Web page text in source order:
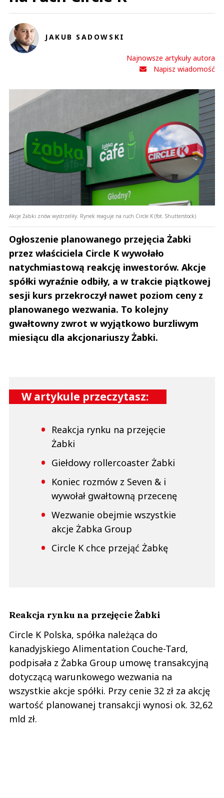
JAKUB SADOWSKI
Najnowsze artykuły autora
Napisz wiadomość
Akcje Żabki znów wystrzeliły. Rynek reaguje na ruch Circle K (fot. Shutterstock)
Ogłoszenie planowanego przejęcia Żabki
przez właściciela Circle K wywołało
natychmiastową reakcję inwestorów. Akcje
spółki wyraźnie odbiły, a w trakcie piątkowej
sesji kurs przekroczył nawet poziom ceny z
planowanego wezwania. To kolejny
gwałtowny zwrot w wyjątkowo burzliwym
miesiącu dla akcjonariuszy Żabki.
W artykule przeczytasz:
Reakcja rynku na przejęcie
Żabki
Giełdowy rollercoaster Żabki
Koniec rozmów z Seven & i
wywołał gwałtowną przecenę
Wezwanie obejmie wszystkie
akcje Żabka Group
Circle K chce przejąć Żabkę
Reakcja rynku na przejęcie Żabki
Circle K Polska, spółka należąca do
kanadyjskiego Alimentation Couche-Tard,
podpisała z Żabka Group umowę transakcyjną
dotyczącą warunkowego wezwania na
wszystkie akcje spółki. Przy cenie 32 zł za akcję
wartość planowanej transakcji wynosi ok. 32,62
mld zł.